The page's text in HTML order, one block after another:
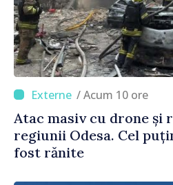
/ Acum 10 ore
Atac masiv cu drone și
regiunii Odesa. Cel
fost rănite